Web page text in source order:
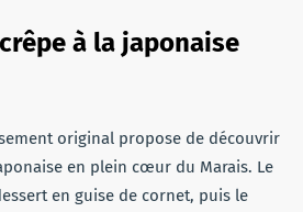
à la japonaise
original propose de découvrir
en plein cœur du Marais. Le
en guise de cornet, puis le